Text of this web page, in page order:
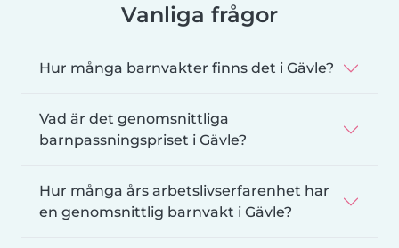
Vanliga frågor
Hur många barnvakter finns det i Gävle?
Vad är det genomsnittliga
barnpassningspriset i Gävle?
Hur många års arbetslivserfarenhet har
en genomsnittlig barnvakt i Gävle?